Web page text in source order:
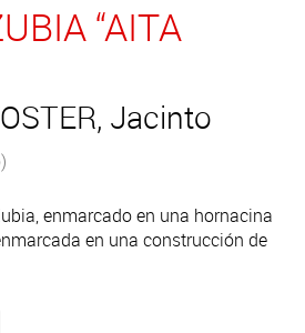
“AITA
Jacinto
enmarcado en una hornacina
en una construcción de